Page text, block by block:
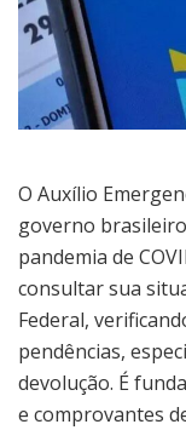
O Auxílio
governo
pandemia de
consultar sua
Federal,
pendências,
devolução. É
e comprovantes